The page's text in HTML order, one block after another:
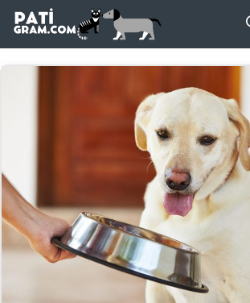
İçeriğe
atla